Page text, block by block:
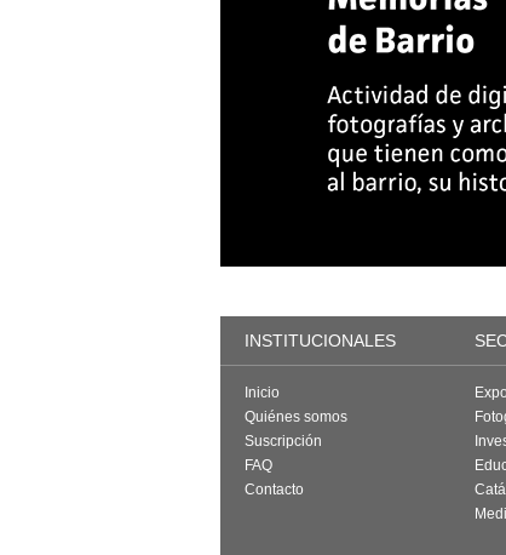
INSTITUCIONALES
Inicio
Quiénes somos
Suscripción
FAQ
Contacto